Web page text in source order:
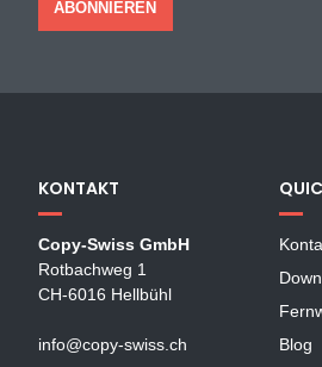
KONTAKT
Copy-Swiss GmbH
Rotbachweg 1
CH-6016 Hellbühl
info@copy-swiss.ch
Blog